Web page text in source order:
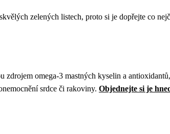
zelených listech, proto si je dopřejte co
zdrojem omega-3 mastných kyselin a
srdce či rakoviny. Objednejte si je